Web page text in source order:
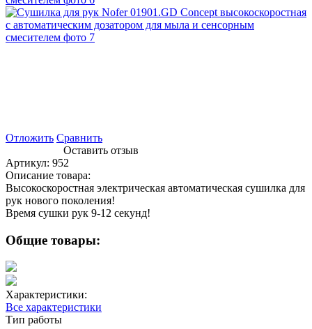
Отложить Сравнить
Оставить отзыв
Артикул: 952
Описание товара:
Высокоскоростная электрическая автоматическая сушилка для
рук нового поколения!
Время сушки рук 9-12 секунд!
Общие товары:
Характеристики:
Все характеристики
Тип работы